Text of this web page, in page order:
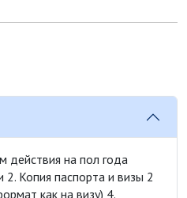
действия на пол года
Копия паспорта и визы 2
как на визу) 4.